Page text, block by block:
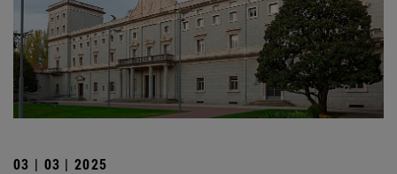
03 | 03 | 2025